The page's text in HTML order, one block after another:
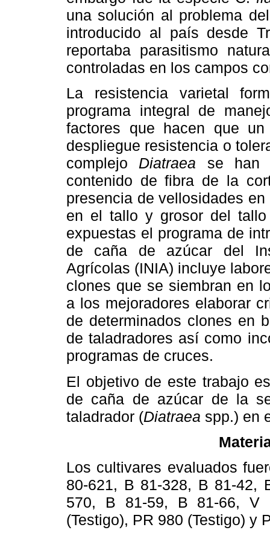
una solución al problema
introducido al país desde
reportaba parasitismo
controladas en los campos
La resistencia varietal
programa integral de
factores que hacen que
despliegue resistencia o
complejo Diatraea se han
contenido de fibra de la
presencia de vellosidades
en el tallo y grosor del
expuestas el programa de
de caña de azúcar del
Agrícolas (INIA) incluye
clones que se siembran en
a los mejoradores elaborar
de determinados clones en
de taladradores así como
programas de cruces.
El objetivo de este trabajo
de caña de azúcar de la
taladrador (Diatraea spp.) en
Los cultivares evaluados
80-621, B 81-328, B 81-42,
570, B 81-59, B 81-66, V
(Testigo), PR 980 (Testigo) y